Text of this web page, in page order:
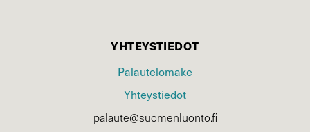
YHTEYSTIEDOT
Palautelomake
Yhteystiedot
palaute@suomenluonto.fi